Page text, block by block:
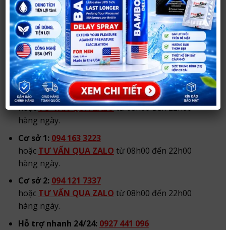
XEM CHỈ ĐƯỜNG TỚI CỬA HÀNG
Cơ sở 2:
21 Đốc Thiết, TP Vinh, Nghệ An.
Tạm thời đóng cửa.
Hotline/Zalo tư vấn:
Hotline/Zalo chính:0984 904 269
hoặcTƯ VẤN QUA ZALOtừ 08h00 đến 22h00
hàng ngày.
Cơ sở 1: 094 163 3223
hoặc TƯ VẤN QUA ZALO từ 08h00 đến 22h00
hàng ngày.
Cơ sở 2: 094 121 7337
hoặc TƯ VẤN QUA ZALO từ 08h00 đến 22h00
hàng ngày.
Hỗ trợ nhanh 24/24: 0927 441 096